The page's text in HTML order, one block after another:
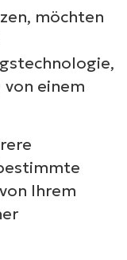
möchten
einem
Ihrem